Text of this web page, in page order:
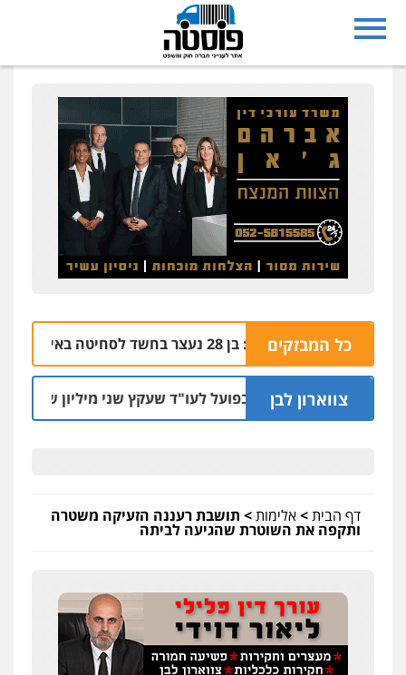
כל המבזקים
נצרת: בן 28 נעצר בחשד לסחיטה באיומים מטלפון שאינו שלו
צווארון לבן
מאסר בפועל לעו"ד שעקץ שני מיליון שקל על דירה
דף הבית>אלימות> תושבת רעננה הזעיקה משטרה
ותקפה את השוטרת שהגיעה לביתה